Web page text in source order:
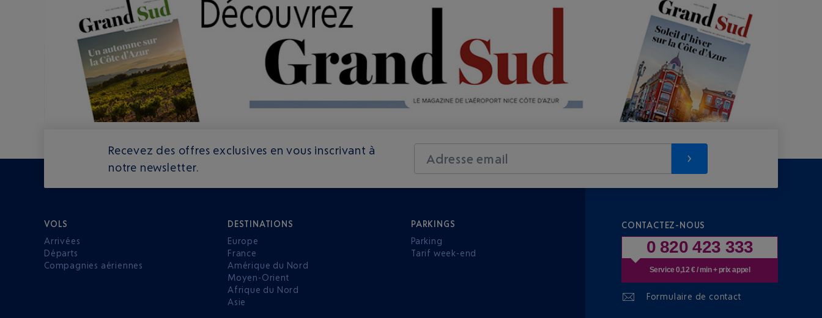
Recevez des offres exclusives en vous inscrivant à
notre newsletter.
Adresse email
VOLS
Arrivées
Départs
Compagnies aériennes
DESTINATIONS
Europe
France
Amérique du Nord
Moyen-Orient
Afrique du Nord
Asie
PARKINGS
Parking
Tarif week-end
CONTACTEZ-NOUS
0 820 423 333
Service 0,12 € / min + prix appel
Formulaire de contact